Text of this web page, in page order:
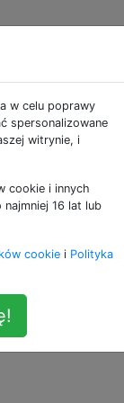
(naciśnięcie
będą
kilku
w celu poprawy
spersonalizowane
witrynie, i
cookie i innych
16 lat lub
cookie i Polityka